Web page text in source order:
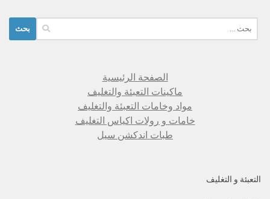
عن:
الصفحة الرئيسية
ماكينات التعبئة والتغليف
مواد وخامات التعبئة والتغليف
خامات و رولات اكياس التغليف
طبات اندكشن سيل
التعبئة و التغليف